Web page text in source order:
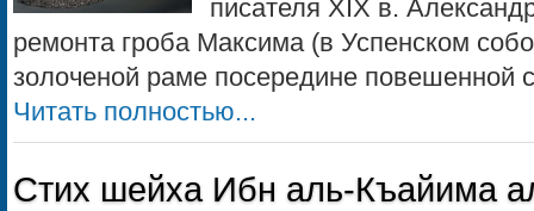
писателя XIX в.
ремонта гроба Максима (в Успенском
золоченой раме посередине повешенной
Читать полностью...
Стих шейха Ибн аль-Къайима